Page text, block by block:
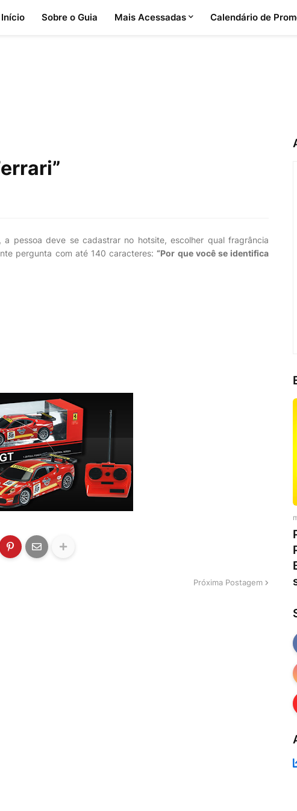
Início Sobre o Guia Mais Acessadas Calendário de
, a pessoa deve se cadastrar no hotsite, escolher qual fragrância
pergunta com até 140 caracteres:“Por que você se identifica
Próxima Postagem